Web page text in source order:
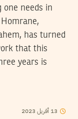
one needs in
has turned
that this
years is
13 أفريل 2023